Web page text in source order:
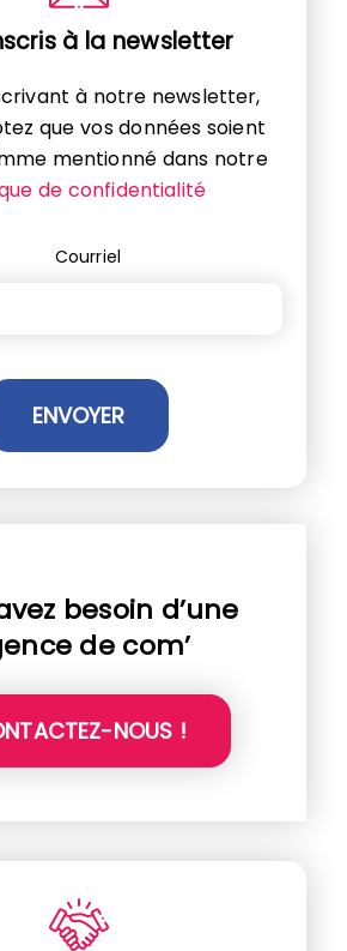
à la newsletter
à notre newsletter,
que vos données soient
mentionné dans notre
de confidentialité
Courriel
besoin d’une
de com’
NOUS !